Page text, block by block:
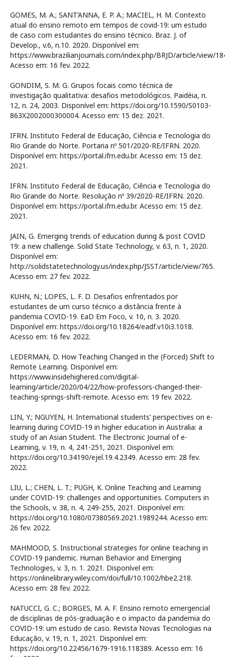
GOMES, M. A.; SANT’ANNA, E. P. A.; MACIEL, H. M. Contexto
atual do ensino remoto em tempos de covid-19: um estudo
de caso com estudantes do ensino técnico. Braz. J. of
Develop., v.6, n.10. 2020. Disponível em:
https://www.brazilianjournals.com/index.php/BRJD/article/view/
Acesso em: 16 fev. 2022.
GONDIM, S. M. G. Grupos focais como técnica de
investigação qualitativa: desafios metodológicos. Paidéia, n.
12, n. 24, 2003. Disponível em: https://doi.org/10.1590/S0103-
863X2002000300004. Acesso em: 15 dez. 2021.
IFRN. Instituto Federal de Educação, Ciência e Tecnologia do
Rio Grande do Norte. Portaria nº 501/2020-RE/IFRN. 2020.
Disponível em: https://portal.ifrn.edu.br. Acesso em: 15 dez.
2021.
IFRN. Instituto Federal de Educação, Ciência e Tecnologia do
Rio Grande do Norte. Resolução nº 39/2020-RE/IFRN. 2020.
Disponível em: https://portal.ifrn.edu.br. Acesso em: 15 dez.
2021.
JAIN, G. Emerging trends of education during & post COVID
19: a new challenge. Solid State Technology, v. 63, n. 1, 2020.
Disponível em:
http://solidstatetechnology.us/index.php/JSST/article/view/765.
Acesso em: 27 fev. 2022.
KUHN, N.; LOPES, L. F. D. Desafios enfrentados por
estudantes de um curso técnico a distância frente à
pandemia COVID-19. EaD Em Foco, v. 10, n. 3. 2020.
Disponível em: https://doi.org/10.18264/eadf.v10i3.1018.
Acesso em: 16 fev. 2022.
LEDERMAN, D. How Teaching Changed in the (Forced) Shift to
Remote Learning. Disponível em:
https://www.insidehighered.com/digital-
learning/article/2020/04/22/how-professors-changed-their-
teaching-springs-shift-remote. Acesso em: 19 fev. 2022.
LIN, Y.; NGUYEN, H. International students’ perspectives on e-
learning during COVID-19 in higher education in Australia: a
study of an Asian Student. The Electronic Journal of e-
Learning, v. 19, n. 4, 241-251, 2021. Disponível em:
https://doi.org/10.34190/ejel.19.4.2349. Acesso em: 28 fev.
2022.
LIU, L.; CHEN, L. T.; PUGH, K. Online Teaching and Learning
under COVID-19: challenges and opportunities. Computers in
the Schools, v. 38, n. 4, 249-255, 2021. Disponível em:
https://doi.org/10.1080/07380569.2021.1989244. Acesso em:
26 fev. 2022.
MAHMOOD, S. Instructional strategies for online teaching in
COVID-19 pandemic. Human Behavior and Emerging
Technologies, v. 3, n. 1. 2021. Disponível em:
https://onlinelibrary.wiley.com/doi/full/10.1002/hbe2.218.
Acesso em: 28 fev. 2022.
NATUCCI, G. C.; BORGES, M. A. F. Ensino remoto emergencial
de disciplinas de pós-graduação e o impacto da pandemia do
COVID-19: um estudo de caso. Revista Novas Tecnologias na
Educação, v. 19, n. 1, 2021. Disponível em:
https://doi.org/10.22456/1679-1916.118389. Acesso em: 16